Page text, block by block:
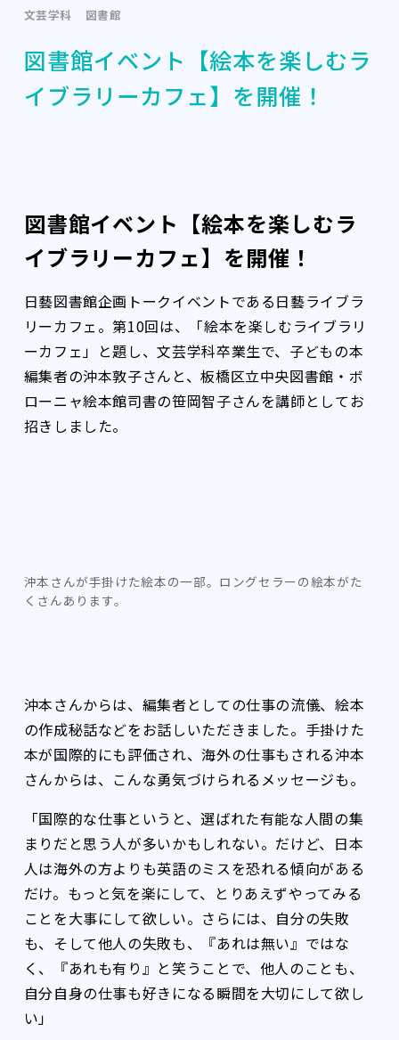
文芸学科 図書館
図書館イベント【絵本を楽しむラ
イブラリーカフェ】を開催！
図書館イベント【絵本を楽しむラ
イブラリーカフェ】を開催！
日藝図書館企画トークイベントである日藝ライブラ
リーカフェ。第10回は、「絵本を楽しむライブラリ
ーカフェ」と題し、文芸学科卒業生で、子どもの本
編集者の沖本敦子さんと、板橋区立中央図書館・ボ
ローニャ絵本館司書の笹岡智子さんを講師としてお
招きしました。
沖本さんが手掛けた絵本の一部。ロングセラーの絵本がた
くさんあります。
沖本さんからは、編集者としての仕事の流儀、絵本
の作成秘話などをお話しいただきました。手掛けた
本が国際的にも評価され、海外の仕事もされる沖本
さんからは、こんな勇気づけられるメッセージも。
「国際的な仕事というと、選ばれた有能な人間の集
まりだと思う人が多いかもしれない。だけど、日本
人は海外の方よりも英語のミスを恐れる傾向がある
だけ。もっと気を楽にして、とりあえずやってみる
ことを大事にして欲しい。さらには、自分の失敗
も、そして他人の失敗も、『あれは無い』ではな
く、『あれも有り』と笑うことで、他人のことも、
自分自身の仕事も好きになる瞬間を大切にして欲し
い」